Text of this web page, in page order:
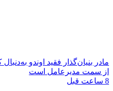
مادر بنیان‌گذار فقید اوندو
از سمت مدیرعامل است
8 ساعت قبل